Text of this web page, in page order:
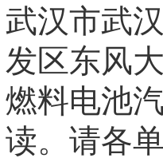
武汉市武
发区东风
燃料电池
读。请各